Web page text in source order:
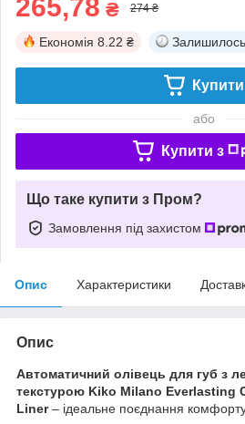
265,78 ₴ 274 ₴
Економія 8.22 ₴ Залишилось
Купити
або
Купити з
Що таке купити з Пром?
Замовлення під захистом
Опис Характеристики
Опис
Автоматичний олівець для губ з
текстурою Kiko Milano Everlasting
Liner– ідеальне поєднання комфорту